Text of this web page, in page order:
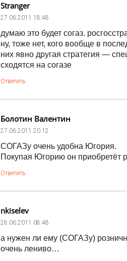
Stranger
27.06.2011 18:48
думаю это будет согаз.
ну, тоже нет, кого вообще в
них явно другая стратегия —
сходятся на согазе
Ответить
Болотин Валентин
27.06.2011 20:12
СОГАЗу очень удобна Югория.
Покупая Югорию он приобретёт
Ответить
nkiselev
28.06.2011 08:48
а нужен ли ему (СОГАЗу)
очень лениво…